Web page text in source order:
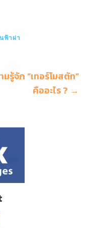
ฟ้าผ่า
มรู้จัก “เทอร์โมสตัท”
คืออะไร ? →